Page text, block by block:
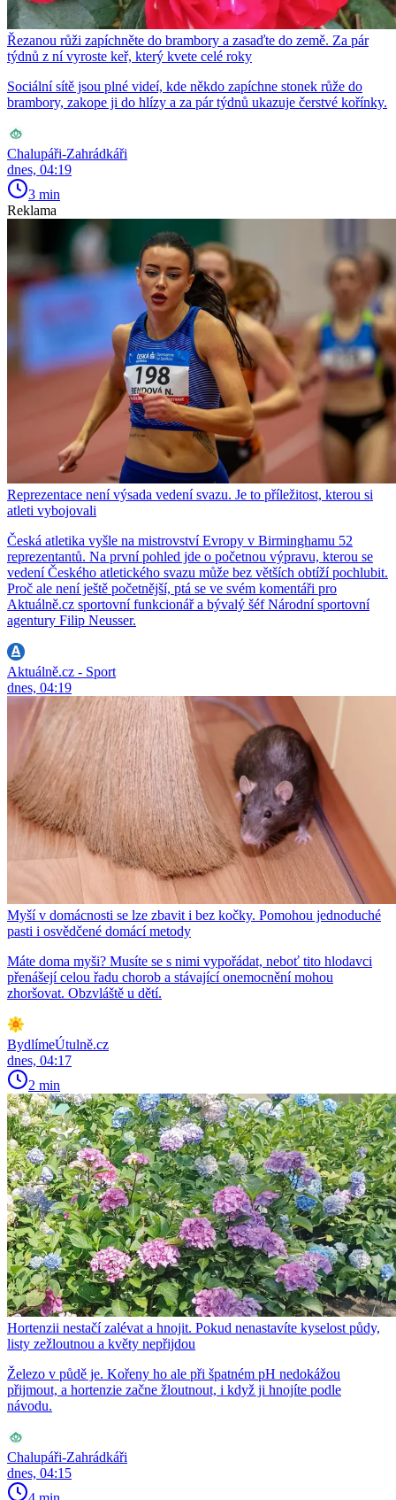
Řezanou růži zapíchněte do brambory a zasaďte do země. Za pár
týdnů z ní vyroste keř, který kvete celé roky
Sociální sítě jsou plné videí, kde někdo zapíchne stonek růže do
brambory, zakope ji do hlízy a za pár týdnů ukazuje čerstvé kořínky.
Chalupáři-Zahrádkáři
dnes, 04:19
3 min
Reklama
Reprezentace není výsada vedení svazu. Je to příležitost, kterou si
atleti vybojovali
Česká atletika vyšle na mistrovství Evropy v Birminghamu 52
reprezentantů. Na první pohled jde o početnou výpravu, kterou se
vedení Českého atletického svazu může bez větších obtíží pochlubit.
Proč ale není ještě početnější, ptá se ve svém komentáři pro
Aktuálně.cz sportovní funkcionář a bývalý šéf Národní sportovní
agentury Filip Neusser.
Aktuálně.cz - Sport
dnes, 04:19
Myší v domácnosti se lze zbavit i bez kočky. Pomohou jednoduché
pasti i osvědčené domácí metody
Máte doma myši? Musíte se s nimi vypořádat, neboť tito hlodavci
přenášejí celou řadu chorob a stávající onemocnění mohou
zhoršovat. Obzvláště u dětí.
BydlímeÚtulně.cz
dnes, 04:17
2 min
Hortenzii nestačí zalévat a hnojit. Pokud nenastavíte kyselost půdy,
listy zežloutnou a květy nepřijdou
Železo v půdě je. Kořeny ho ale při špatném pH nedokážou
přijmout, a hortenzie začne žloutnout, i když ji hnojíte podle
návodu.
Chalupáři-Zahrádkáři
dnes, 04:15